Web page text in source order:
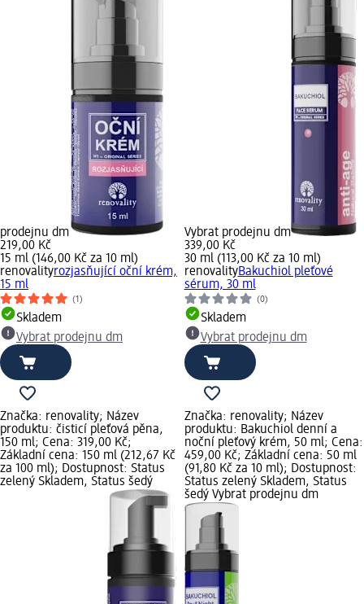
prodejnu dm
219,00 Kč
15 ml (146,00 Kč za 10 ml)
renovalityrozjasňující oční krém,
15 ml
(1)
Skladem
Vybrat prodejnu dm
Vybrat prodejnu dm
339,00 Kč
30 ml (113,00 Kč za 10 ml)
renovalityBakuchiol pleťové
sérum, 30 ml
(0)
Skladem
Vybrat prodejnu dm
Značka: renovality; Název
produktu: čisticí pleťová pěna,
150 ml; Cena: 319,00 Kč;
Základní cena: 150 ml (212,67 Kč
za 100 ml); Dostupnost: Status
zelený Skladem, Status šedý
Značka: renovality; Název
produktu: Bakuchiol denní a
noční pleťový krém, 50 ml; Cena:
459,00 Kč; Základní cena: 50 ml
(91,80 Kč za 10 ml); Dostupnost:
Status zelený Skladem, Status
šedý Vybrat prodejnu dm